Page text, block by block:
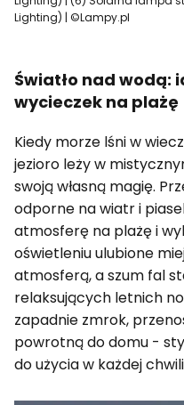
Lighting) | ©Lampy.pl
Światło nad wodą:
wycieczek na plażę
Kiedy morze lśni w
jezioro leży w
swoją własną magię.
odporne na wiatr i
atmosferę na plażę i
oświetleniu ulubione
atmosferą, a szum fal
relaksujących letnich
zapadnie zmrok,
powrotną do domu -
do użycia w każdej